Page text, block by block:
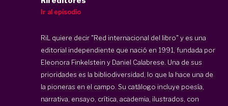
Ir al episodio
RiL quiere decir "Red internacional del libro" y es una
editorial independiente que nació en 1991, fundada por
Eleonora Finkelstein y Daniel Calabrese. Una de sus
prioridades es la bibliodiversidad, lo que la hace una de
la pioneras en el campo. Su catálogo incluye poesía,
narrativa, ensayo, crítica, academia, ilustrados, con